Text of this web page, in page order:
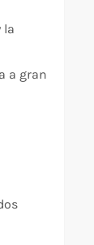
la
a gran